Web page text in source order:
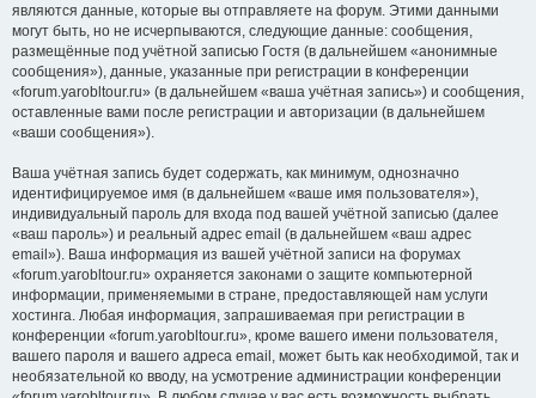
являются данные, которые вы отправляете на форум. Этими данными
могут быть, но не исчерпываются, следующие данные: сообщения,
размещённые под учётной записью Гостя (в дальнейшем «анонимные
сообщения»), данные, указанные при регистрации в конференции
«forum.yarobltour.ru» (в дальнейшем «ваша учётная запись») и сообщения,
оставленные вами после регистрации и авторизации (в дальнейшем
«ваши сообщения»).
Ваша учётная запись будет содержать, как минимум, однозначно
идентифицируемое имя (в дальнейшем «ваше имя пользователя»),
индивидуальный пароль для входа под вашей учётной записью (далее
«ваш пароль») и реальный адрес email (в дальнейшем «ваш адрес
email»). Ваша информация из вашей учётной записи на форумах
«forum.yarobltour.ru» охраняется законами о защите компьютерной
информации, применяемыми в стране, предоставляющей нам услуги
хостинга. Любая информация, запрашиваемая при регистрации в
конференции «forum.yarobltour.ru», кроме вашего имени пользователя,
вашего пароля и вашего адреса email, может быть как необходимой, так и
необязательной ко вводу, на усмотрение администрации конференции